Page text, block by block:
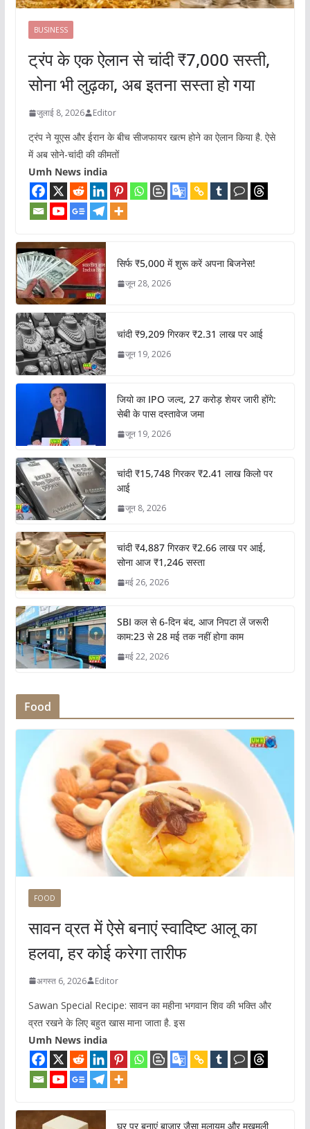
BUSINESS
ट्रंप के एक ऐलान से चांदी ₹7,000 सस्ती,
सोना भी लुढ़का, अब इतना सस्ता हो गया
जुलाई 8, 2026 Editor
ट्रंप ने यूएस और ईरान के बीच सीजफायर खत्म होने का ऐलान किया है. ऐसे
में अब सोने-चांदी की कीमतों
Umh News india
सिर्फ ₹5,000 में शुरू करें अपना बिजनेस!
जून 28, 2026
चांदी ₹9,209 गिरकर ₹2.31 लाख पर आई
जून 19, 2026
जियो का IPO जल्द, 27 करोड़ शेयर जारी होंगे:
सेबी के पास दस्तावेज जमा
जून 19, 2026
चांदी ₹15,748 गिरकर ₹2.41 लाख किलो पर
आई
जून 8, 2026
चांदी ₹4,887 गिरकर ₹2.66 लाख पर आई,
सोना आज ₹1,246 सस्ता
मई 26, 2026
SBI कल से 6-दिन बंद, आज निपटा लें जरूरी
काम:23 से 28 मई तक नहीं होगा काम
मई 22, 2026
Food
FOOD
सावन व्रत में ऐसे बनाएं स्वादिष्ट आलू का
हलवा, हर कोई करेगा तारीफ
अगस्त 6, 2026 Editor
Sawan Special Recipe: सावन का महीना भगवान शिव की भक्ति और
व्रत रखने के लिए बहुत खास माना जाता है. इस
Umh News india
घर पर बनाएं बाजार जैसा मुलायम और मखमली